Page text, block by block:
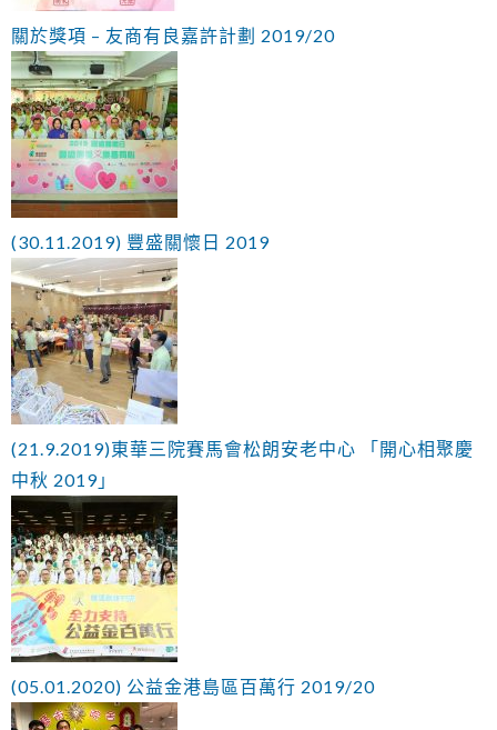
關於獎項 – 友商有良嘉許計劃 2019/20
(30.11.2019) 豐盛關懷日 2019
(21.9.2019)東華三院賽馬會松朗安老中心 「開心相聚慶
中秋 2019」
(05.01.2020) 公益金港島區百萬行 2019/20